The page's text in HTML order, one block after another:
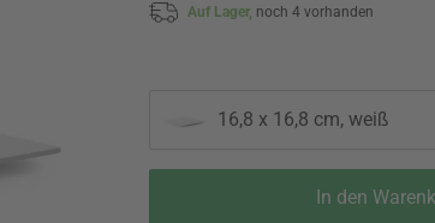
Auf Lager, noch 4 vorhanden
16,8 x 16,8 cm, weiß
In den